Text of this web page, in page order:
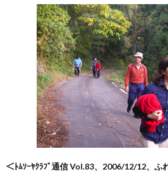
＜ﾄﾑｿｰﾔｸﾗﾌﾞ通信 Vol.83、2006/12/12、ふ